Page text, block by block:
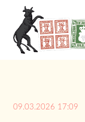
09.03.2026 17:09